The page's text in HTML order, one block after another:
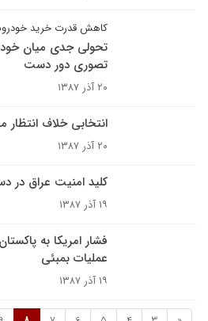
کاهش قدرت خرید
تحولی جدی میان
تصوری دور دست
۲۰ آذر ۱۳۸۷
انتخابی خلاف انتظار
۲۰ آذر ۱۳۸۷
کلید امنیت عراق در
۱۹ آذر ۱۳۸۷
فشار امريکا به
عمليات بمبئى
۱۹ آذر ۱۳۸۷